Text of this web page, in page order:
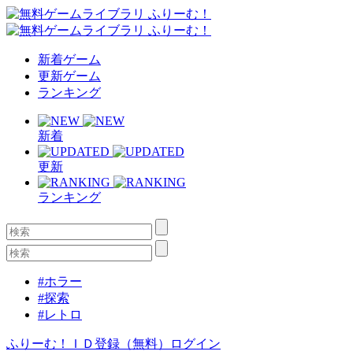
新着ゲーム
更新ゲーム
ランキング
新着
更新
ランキング
#ホラー
#探索
#レトロ
ふりーむ！ＩＤ登録（無料） ログイン